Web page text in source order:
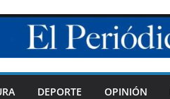
DEPORTE OPINIÓN